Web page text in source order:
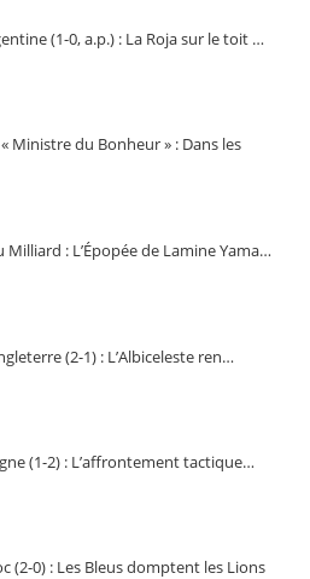
(1-0, a.p.) : La Roja sur le toit …
« Ministre du Bonheur » : Dans les
Milliard : L’Épopée de Lamine Yama…
(2-1) : L’Albiceleste ren…
(1-2) : L’affrontement tactique…
(2-0) : Les Bleus domptent les Lions